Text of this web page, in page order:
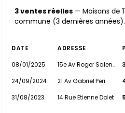
3 ventes réelles — Maisons de
commune (3 dernières années).
DATE ADRESSE
08/01/2025
15e Av Roger Salengro
24/09/2024
21 Av Gabriel Peri
31/08/2023
14 Rue Etienne Dolet